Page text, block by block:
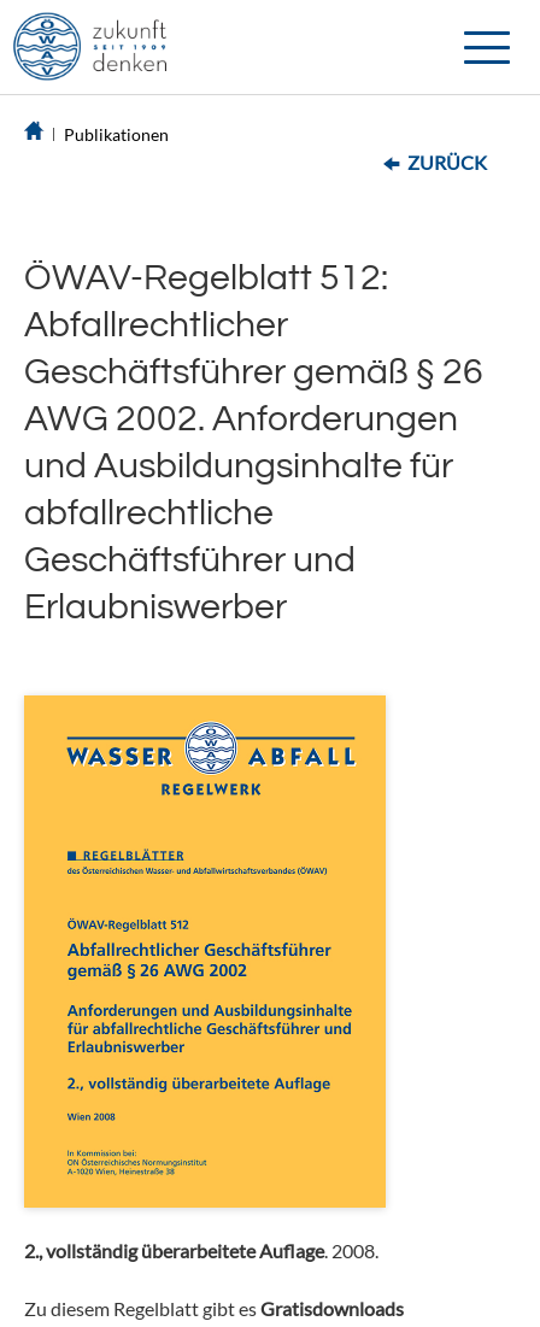
Toggle
Publikationen
ZURÜCK
ÖWAV-Regelblatt 512:
Abfallrechtlicher
Geschäftsführer gemäß § 26
AWG 2002. Anforderungen
und Ausbildungsinhalte für
abfallrechtliche
Geschäftsführer und
Erlaubniswerber
2., vollständig überarbeitete Auflage. 2008.
Zu diesem Regelblatt gibt esGratisdownloads